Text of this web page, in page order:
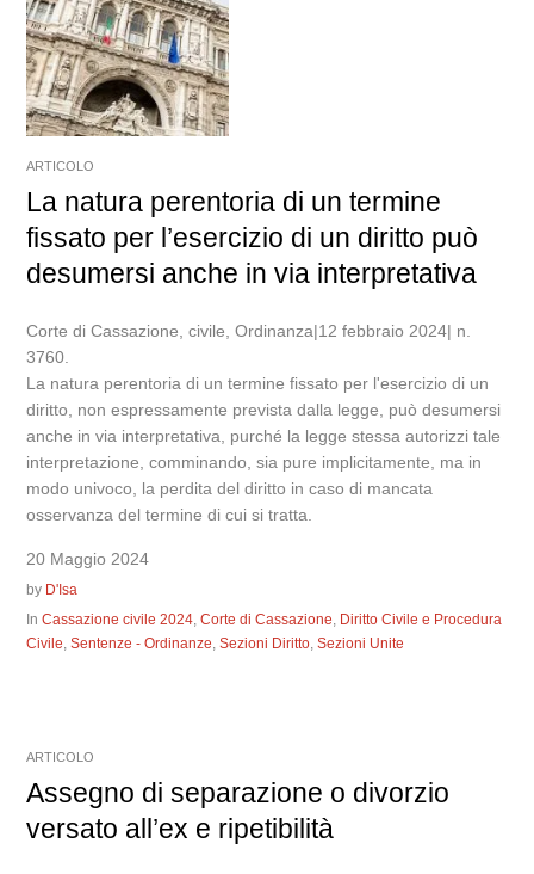
ARTICOLO
La natura perentoria di un termine
fissato per l’esercizio di un diritto può
desumersi anche in via interpretativa
Corte di Cassazione, civile, Ordinanza|12 febbraio 2024| n.
3760.
La natura perentoria di un termine fissato per l'esercizio di un
diritto, non espressamente prevista dalla legge, può desumersi
anche in via interpretativa, purché la legge stessa autorizzi tale
interpretazione, comminando, sia pure implicitamente, ma in
modo univoco, la perdita del diritto in caso di mancata
osservanza del termine di cui si tratta.
20 Maggio 2024
by D'Isa
InCassazione civile 2024,Corte di Cassazione, Diritto Civile e Procedura
Civile,Sentenze - Ordinanze,Sezioni Diritto,Sezioni Unite
ARTICOLO
Assegno di separazione o divorzio
versato all’ex e ripetibilità